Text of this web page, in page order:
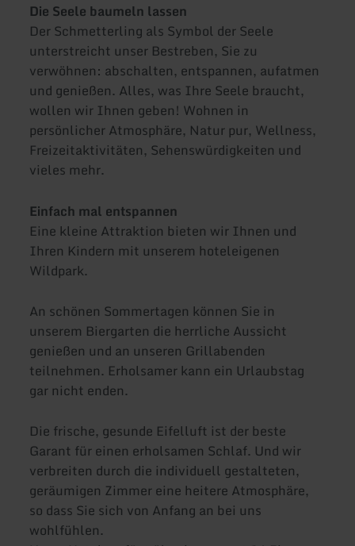
Die Seele baumeln lassen
Der Schmetterling als Symbol der Seele
unterstreicht unser Bestreben, Sie zu
verwöhnen: abschalten, entspannen, aufatmen
und genießen. Alles, was Ihre Seele braucht,
wollen wir Ihnen geben! Wohnen in
persönlicher Atmosphäre, Natur pur, Wellness,
Freizeitaktivitäten, Sehenswürdigkeiten und
vieles mehr.
Einfach mal entspannen
Eine kleine Attraktion bieten wir Ihnen und
Ihren Kindern mit unserem hoteleigenen
Wildpark.
An schönen Sommertagen können Sie in
unserem Biergarten die herrliche Aussicht
genießen und an unseren Grillabenden
teilnehmen. Erholsamer kann ein Urlaubstag
gar nicht enden.
Die frische, gesunde Eifelluft ist der beste
Garant für einen erholsamen Schlaf. Und wir
verbreiten durch die individuell gestalteten,
geräumigen Zimmer eine heitere Atmosphäre,
so dass Sie sich von Anfang an bei uns
wohlfühlen.